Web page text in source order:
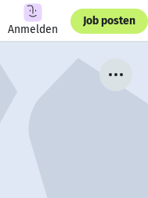
Anmelden
Job posten